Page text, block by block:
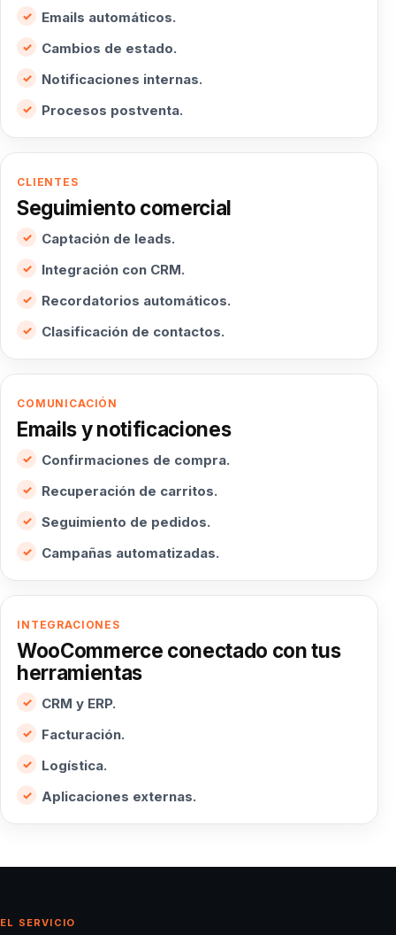
Emails automáticos.
Cambios de estado.
Notificaciones internas.
Procesos postventa.
CLIENTES
Seguimiento comercial
Captación de leads.
Integración con CRM.
Recordatorios automáticos.
Clasificación de contactos.
COMUNICACIÓN
Emails y notificaciones
Confirmaciones de compra.
Recuperación de carritos.
Seguimiento de pedidos.
Campañas automatizadas.
INTEGRACIONES
WooCommerce conectado con tus
herramientas
CRM y ERP.
Facturación.
Logística.
Aplicaciones externas.
EL SERVICIO